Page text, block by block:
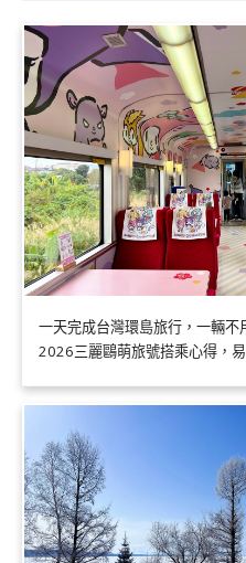
一天完成台灣環島旅行，一輛不
2026三麗鷗萌旅號搭乘心得，